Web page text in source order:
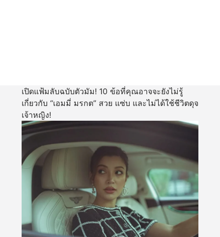
เปิดแฟ้มลับฉบับตัวมัม! 10 ข้อที่คุณอาจจะยังไม่รู้
เกี่ยวกับ “เอมมี่ มรกต” สวย แซ่บ และไม่ได้ใช้ชีวิตดุจ
เจ้าหญิง!